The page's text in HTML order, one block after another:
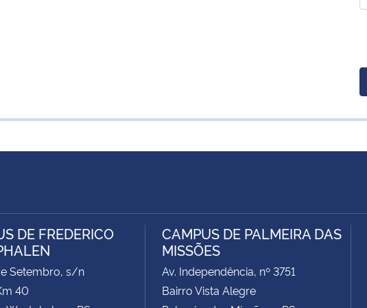
DE FREDERICO
Setembro, s/n
40
CAMPUS DE PALMEIRA DAS
MISSÕES
Av. Independência, nº 3751
Bairro Vista Alegre